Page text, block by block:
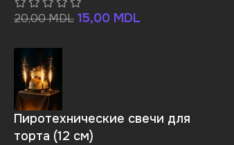
20,00MDL 15,00 MDL
Пиротехнические свечи для
торта (12 см)